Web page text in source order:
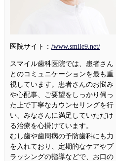
医院サイト： /www.smile9.net/
スマイル歯科医院では、患者さん
とのコミュニケーションを最も重
視しています。患者さんのお悩み
や心配事、ご要望をしっかり伺っ
た上で丁寧なカウンセリングを行
い、みなさんに満足していただけ
る治療を心掛けています。
むし歯や歯周病の予防歯科にも力
を入れており、定期的なケアやブ
ラッシングの指導などで、お口の